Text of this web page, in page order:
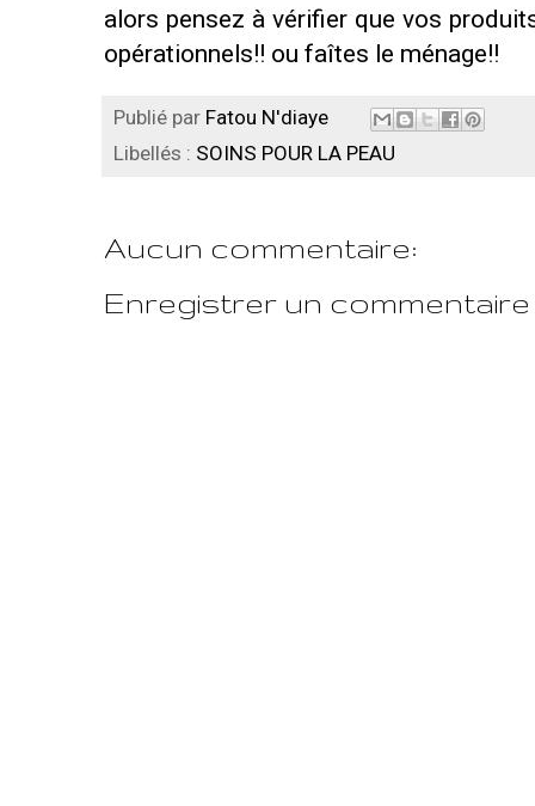
alors pensez à vérifier que vos
opérationnels!! ou faîtes le ménage!!
Publié par Fatou N'diaye
Libellés : SOINS POUR LA PEAU
Aucun commentaire:
Enregistrer un commentaire